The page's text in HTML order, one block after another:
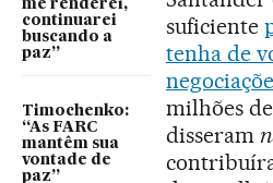
me renderei,
continuarei
buscando a
paz”
Timochenko:
“As FARC
mantêm sua
vontade de
paz”
suficiente
tenha de
milhões
disseram